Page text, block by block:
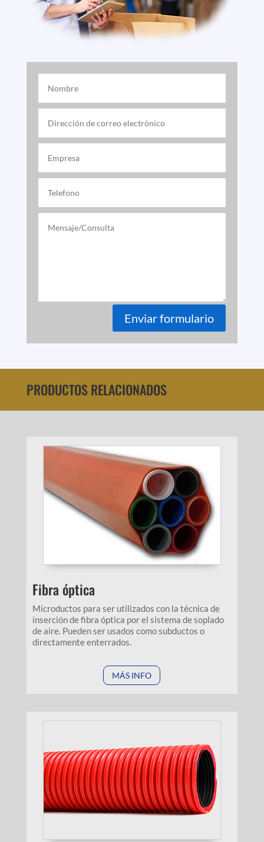
Enviar formulario
PRODUCTOS RELACIONADOS
Fibra óptica
Microductos para ser utilizados con la técnica de
inserción de fibra óptica por el sistema de soplado
de aire. Pueden ser usados como subductos o
directamente enterrados.
MÁS INFO